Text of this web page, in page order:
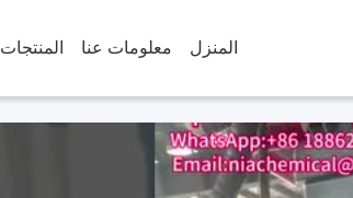
المنزل معلومات عنا المنتجات